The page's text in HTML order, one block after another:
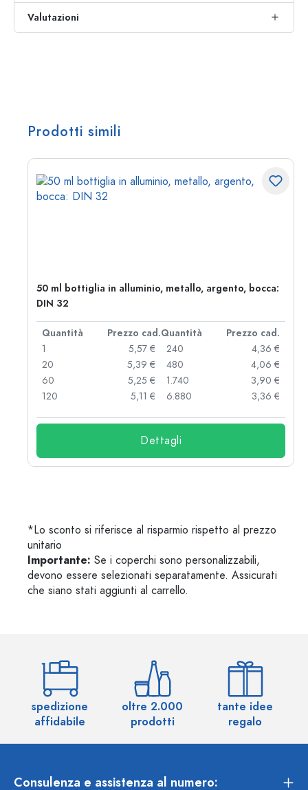
Valutazioni
Prodotti simili
50 ml bottiglia in alluminio, metallo, argento, bocca:
DIN 32
Quantità Prezzo cad.Quantità
Prezzo cad.
1
5,57 €
20
5,39 €
60
5,25 €
120
5,11 €
240
4,36 €
480
4,06 €
1.740
3,90 €
6.880
3,36 €
Dettagli
*Lo sconto si riferisce al risparmio rispetto al prezzo
unitario
Importante: Se i coperchi sono personalizzabili,
devono essere selezionati separatamente. Assicurati
che siano stati aggiunti al carrello.
spedizione
affidabile
oltre 2.000
prodotti
tante idee
regalo
Consulenza e assistenza al numero: